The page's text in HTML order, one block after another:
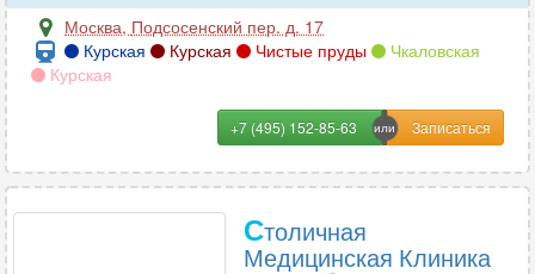
Москва, Подсосенский пер. д. 17
Курская
Курская Чистые пруды
Чкаловская
Курская
+7 (495) 152-85-63
Столичная
Медицинская Клиника